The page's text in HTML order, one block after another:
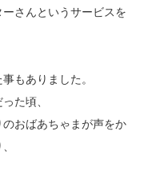
さんというサービスを
もありました。
た頃、
おばあちゃまが声をか